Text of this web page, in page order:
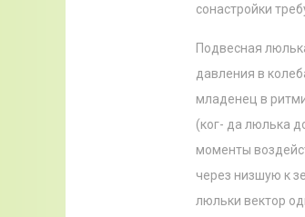
сонастройки
Подвесная
давления в
младенец в
(ког- да люлька
моменты
через низшую к
люльки вектор